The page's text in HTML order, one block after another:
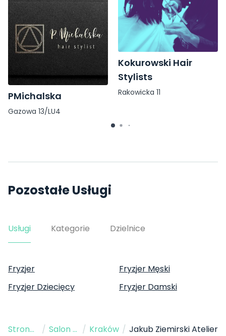
PMichalska
Gazowa 13/LU4
Kokurowski Hair
Stylists
Rakowicka 11
Pozostałe Usługi
Usługi Kategorie Dzielnice
Fryzjer
Fryzjer Męski
Fryzjer Dziecięcy
Fryzjer Damski
Strona Główna / Salon Fryzjerski / Kraków / Jakub Ziemirski Atelier